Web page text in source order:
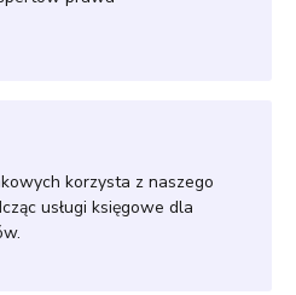
korzysta z naszego
usługi księgowe dla